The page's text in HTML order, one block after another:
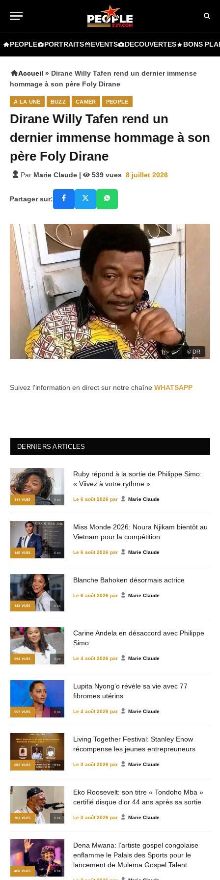
PEOPLE PORTRAITS EVENTS DECOUVERTES BONS
Accueil » Dirane Willy Tafen rend un dernier immense
hommage à son père Foly Dirane
A LA UNE BUZZ CAMER PEOPLE
Dirane Willy Tafen rend un
dernier immense hommage à son
père Foly Dirane
Par Marie Claude | 539 vues 8 juillet 2026
Partager sur:
© DR
Suivez l'information en direct sur notre chaîne WHATSAPP
DERNIERS ARTICLES
111 VUES © DR
Ruby répond à la sortie de Philippe Simo:
« Viivez à votre rythme »
Le 6 août 2026 par Marie Claude
145 VUES © DR
Miss Monde 2026: Noura Njikam bientôt au
Vietnam pour la compétition
Le 6 août 2026 par Marie Claude
142 VUES © DR
Blanche Bahoken désormais actrice
Le 6 août 2026 par Marie Claude
594 VUES © DR
Carine Andela en désaccord avec Philippe
Simo
Le 4 août 2026 par Marie Claude
557 VUES © DR
Lupita Nyong’o révèle sa vie avec 77
fibromes utérins
Le 4 août 2026 par Marie Claude
682 VUES © DR
Living Together Festival: Stanley Enow
récompense les jeunes entrepreuneurs
Le 3 août 2026 par Marie Claude
703 VUES © DR
Eko Roosevelt: son titre « Tondoho Mba »
certifié disque d’or 44 ans après sa sortie
Le 3 août 2026 par Marie Claude
460 VUES © DR
Dena Mwana: l’artiste gospel congolaise
enflamme le Palais des Sports pour le
lancement de Mulema Gospel Talent